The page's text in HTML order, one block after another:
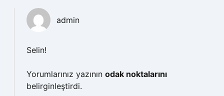
admin
Selin!
Yorumlarınız yazının odak noktalarını
belirginleştirdi.